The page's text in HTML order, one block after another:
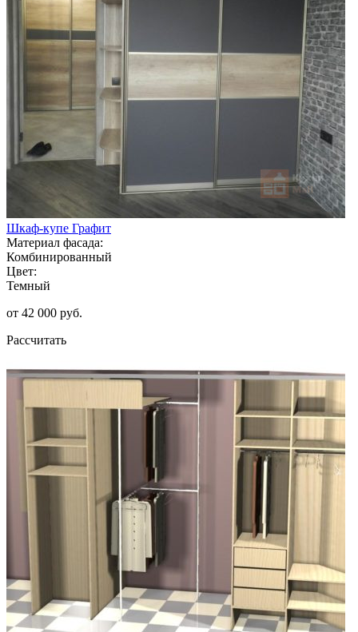
Шкаф-купе Графит
Материал фасада:
Комбинированный
Цвет:
Темный
от 42 000 руб.
Рассчитать